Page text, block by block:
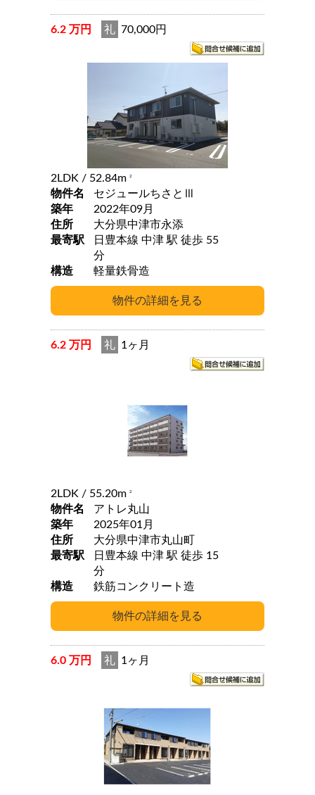
6.2 万円 礼 70,000円
2LDK / 52.84m 2
物件名
セジュールちさとⅢ
築年
2022年09月
住所
大分県中津市永添
最寄駅
日豊本線 中津 駅 徒歩 55
分
構造
軽量鉄骨造
6.2 万円 礼 1ヶ月
2LDK / 55.20m 2
物件名
アトレ丸山
築年
2025年01月
住所
大分県中津市丸山町
最寄駅
日豊本線 中津 駅 徒歩 15
分
構造
鉄筋コンクリート造
6.0 万円 礼 1ヶ月